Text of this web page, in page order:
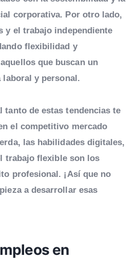
corporativa. Por otro lado,
y el trabajo independiente
flexibilidad y
que buscan un
y personal.
tanto de estas tendencias te
el competitivo mercado
las habilidades digitales,
trabajo flexible son los
profesional. ¡Así que no
a desarrollar esas
en